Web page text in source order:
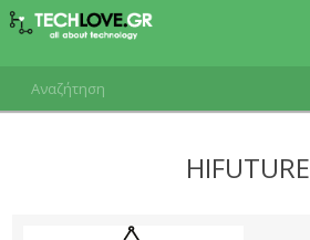
HIFUTURE